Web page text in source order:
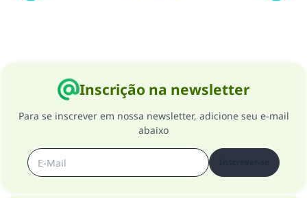
Inscrição na newsletter
Para se inscrever em nossa newsletter, adicione seu e-mail
abaixo